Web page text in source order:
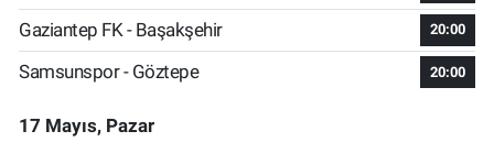
Gaziantep FK - Başakşehir 20:00
Samsunspor - Göztepe 20:00
17 Mayıs, Pazar